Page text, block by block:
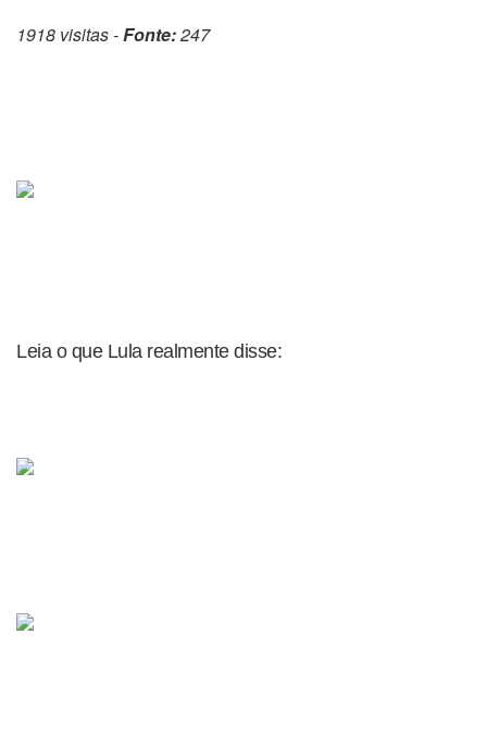
1918 visitas -Fonte:247
Leia o que Lula realmente disse: